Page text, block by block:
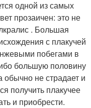
одной из самых
прозаичен: это не
. Большая
с плакучей
побегами в
большую половину
обычно не страдает и
получить плакучее
и приобрести.